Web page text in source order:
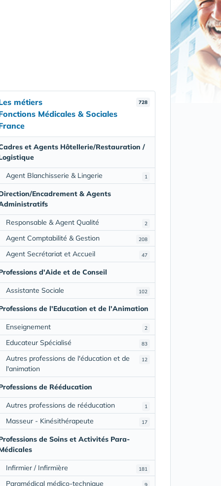
728
métiers
Médicales & Sociales
et Agents Hôtellerie/Restauration /
1
Agent Blanchisserie & Lingerie
Encadrement & Agents
2
Responsable & Agent Qualité
208
Agent Comptabilité & Gestion
47
Agent Secrétariat et Accueil
d'Aide et de Conseil
102
Assistante Sociale
de l'Education et de l'Animation
2
Enseignement
83
Educateur Spécialisé
12
Autres professions de l'éducation et de
l'animation
de Rééducation
1
Autres professions de rééducation
17
Masseur - Kinésithérapeute
de Soins et Activités Para-
181
Infirmier / Infirmière
9
Paramédical médico-technique